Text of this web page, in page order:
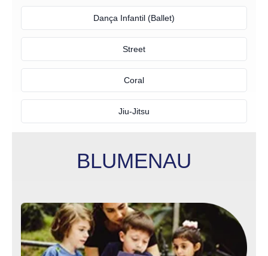
Dança Infantil (Ballet)
Street
Coral
Jiu-Jitsu
BLUMENAU